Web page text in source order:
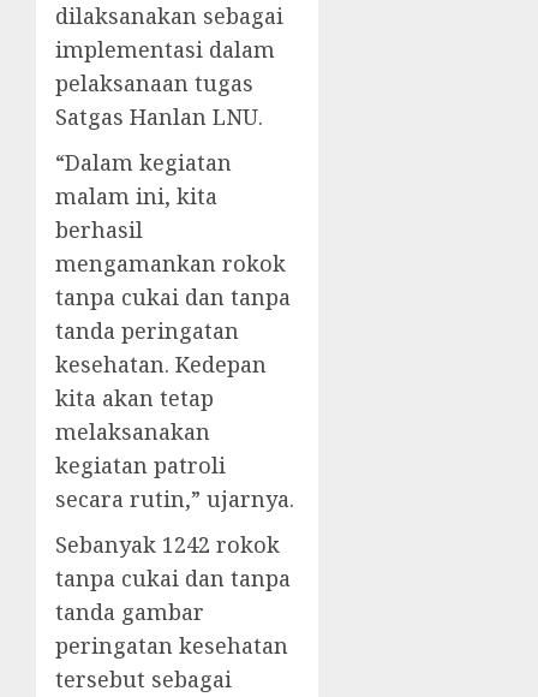
dilaksanakan sebagai
implementasi dalam
pelaksanaan tugas
Satgas Hanlan LNU.
“Dalam kegiatan
malam ini, kita
berhasil
mengamankan rokok
tanpa cukai dan tanpa
tanda peringatan
kesehatan. Kedepan
kita akan tetap
melaksanakan
kegiatan patroli
secara rutin,” ujarnya.
Sebanyak 1242 rokok
tanpa cukai dan tanpa
tanda gambar
peringatan kesehatan
tersebut sebagai